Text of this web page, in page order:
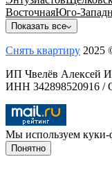
ВосточнаяЮго-
Показать все
Снять квартиру 2025
ИП Чвелёв Алексей
ИНН 342898520916 /
Мы используем
Понятно